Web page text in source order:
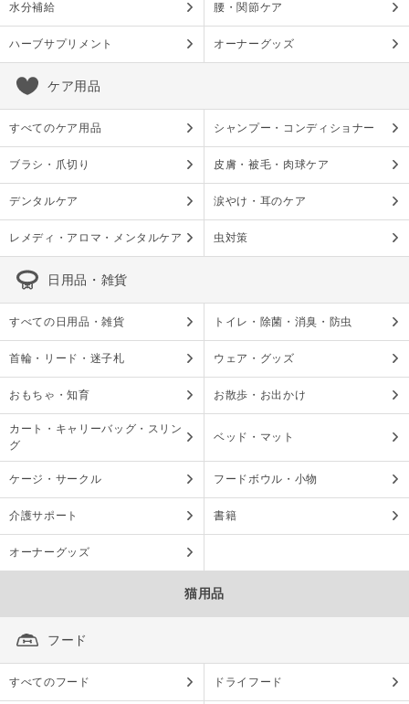
水分補給 腰・関節ケア
ハーブサプリメント オーナーグッズ
ケア用品
すべてのケア用品 シャンプー・コンディショナー
ブラシ・爪切り 皮膚・被毛・肉球ケア
デンタルケア 涙やけ・耳のケア
レメディ・アロマ・メンタルケア 虫対策
日用品・雑貨
すべての日用品・雑貨 トイレ・除菌・消臭・防虫
首輪・リード・迷子札 ウェア・グッズ
おもちゃ・知育 お散歩・お出かけ
カート・キャリーバッグ・スリン
グ
ベッド・マット
ケージ・サークル フードボウル・小物
介護サポート 書籍
オーナーグッズ
猫用品
フード
すべてのフード ドライフード